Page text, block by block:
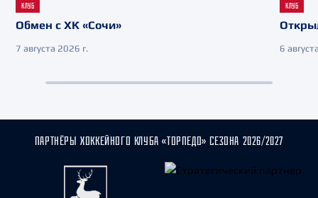
КЛУБ
Обмен с ХК «Сочи»
7 августа 2026 г.
КЛУБ
6
ПАРТНЁРЫ ХОККЕЙНОГО КЛУБА «ТОРПЕДО» СЕЗОНА 2026/2027